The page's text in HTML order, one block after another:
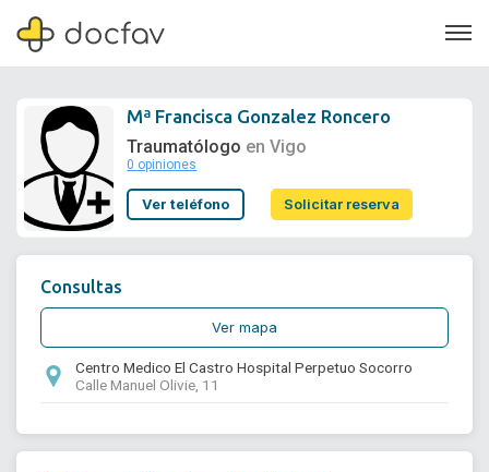
Soporte
Mª Francisca Gonzalez Roncero
Traumatólogo en Vigo
0 opiniones
Ver teléfono Solicitar reserva
Consultas
Ver mapa
Centro Medico El Castro Hospital Perpetuo Socorro
Calle Manuel Olivie, 11